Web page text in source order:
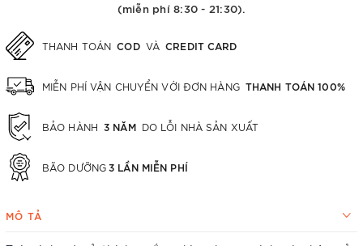
(miễn phí 8:30 - 21:30).
THANH TOÁN COD VÀ CREDIT CARD
MIỄN PHÍ VẬN CHUYỂN VỚI ĐƠN HÀNG THANH TOÁN 100%
BẢO HÀNH 3 NĂM DO LỖI NHÀ SẢN XUẤT
BÃO DƯỠNG 3 LẦN MIỄN PHÍ
MÔ TẢ